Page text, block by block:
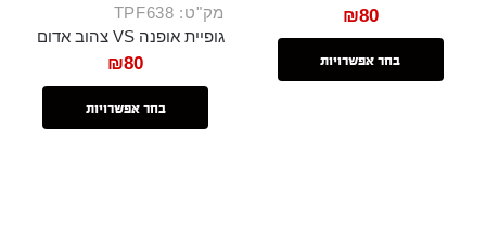
₪80
בחר אפשרויות
מק"ט: TPF638
גופיית אופנה VS צהוב אדום
₪80
בחר אפשרויות